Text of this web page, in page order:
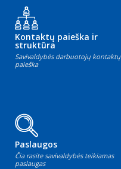
Kontaktų paieška ir
struktūra
Savivaldybės darbuotojų kontaktų
paieška
Paslaugos
Čia rasite savivaldybės teikiamas
paslaugas